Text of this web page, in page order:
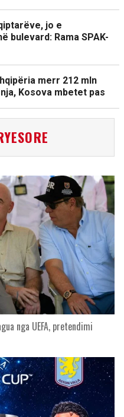
jo e
bulevard: Rama SPAK-
merr 212 mln
Kosova mbetet pas
nga UEFA, pretendimi